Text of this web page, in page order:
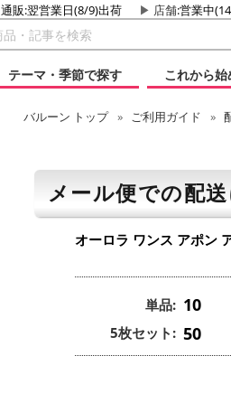
通販:翌営業日(8/9)出荷 店舗:営業中
テーマ・季節で探す
これから始
バルーン トップ ご利用ガイド
メール便での配
オーロラ ワンス アポン
単品: 10
5枚セット: 50